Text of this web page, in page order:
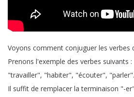
Voyons comment conjuguer les verbes
Prenons l'exemple des verbes suivants :
"travailler", "habiter", "écouter", "parler".
Il suffit de remplacer la terminaison "-er"